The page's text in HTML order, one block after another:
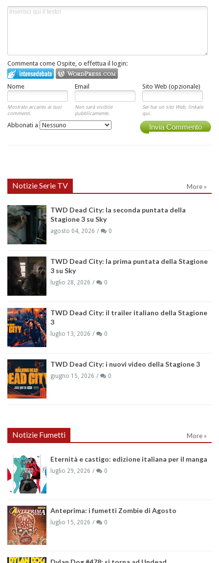
Commenta come Ospite, o effettua il login:
Nome Email Sito Web (opzionale)
Mostrato accanto ai tuoi
commenti.
Non sarà visibile
pubblicamente.
Sei hai un sito Web, linkalo
qui.
Invia Commento
Abbonati a
Notizie Serie TV More »
TWD Dead City: la seconda puntata della
Stagione 3 su Sky
agosto 04, 2026 0
TWD Dead City: la prima puntata della Stagione
3 su Sky
luglio 28, 2026 0
TWD Dead City: il trailer italiano della Stagione
3
luglio 13, 2026 0
TWD Dead City: i nuovi video della Stagione 3
giugno 15, 2026 0
Notizie Fumetti More »
Eternità e castigo: edizione italiana per il manga
luglio 29, 2026 0
Anteprima: i fumetti Zombie di Agosto
luglio 15, 2026 0